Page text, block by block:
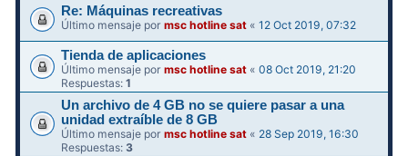
Re: Máquinas recreativas
Último mensaje pormsc hotline sat «12 Oct 2019, 07:32
Tienda de aplicaciones
Último mensaje pormsc hotline sat «08 Oct 2019, 21:20
Respuestas:1
Un archivo de 4 GB no se quiere pasar a una
unidad extraíble de 8 GB
Último mensaje pormsc hotline sat « 28 Sep 2019, 16:30
Respuestas: 3